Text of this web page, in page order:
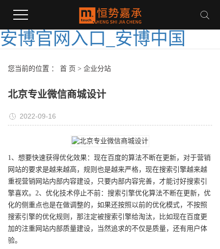
安博官网入口_安博中国
您当前的位置 ： 首 页 > 企业分站
北京专业微信商城设计
2022-09-16
1、想要快速获得优化效果：现在百度的算法不断在更新，对于营销
网站的要求是越来越高，规则也是越来严格，现在搜索引擎越来越
重视营销网站内部内容建设，只要内部内容完善，才能讨好搜索引
擎喜欢。2、优化技术停止不前：搜索引擎优化算法不断在更新，优
化的侧重点也是在做调整的，如果还按照以前的优化模式，不按照
搜索引擎的优化规则，那注定被搜索引擎给淘汰，比如现在百度更
加的注重网站内部质量建设，当然追求的不仅是质量，还有用户体
验。